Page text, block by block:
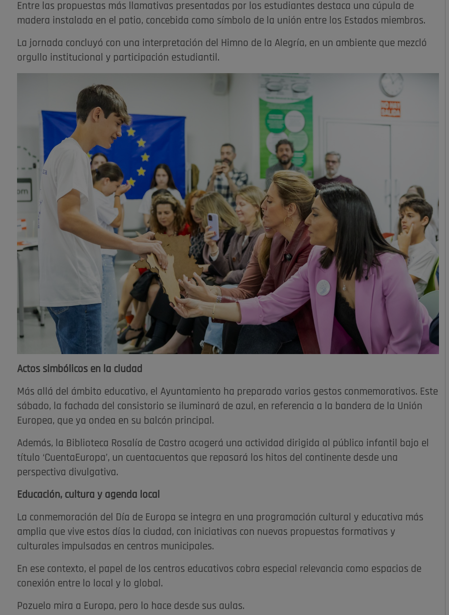
Entre las propuestas más llamativas presentadas por los estudiantes destaca una cúpula de
madera instalada en el patio, concebida como símbolo de la unión entre los Estados miembros.
La jornada concluyó con una interpretación del Himno de la Alegría, en un ambiente que mezcló
orgullo institucional y participación estudiantil.
Actos simbólicos en la ciudad
Más allá del ámbito educativo, el Ayuntamiento ha preparado varios gestos conmemorativos. Este
sábado, la fachada del consistorio se iluminará de azul, en referencia a la bandera de la Unión
Europea, que ya ondea en su balcón principal.
Además, la Biblioteca Rosalía de Castro acogerá una actividad dirigida al público infantil bajo el
título ‘CuentaEuropa’, un cuentacuentos que repasará los hitos del continente desde una
perspectiva divulgativa.
Educación, cultura y agenda local
La conmemoración del Día de Europa se integra en una programación cultural y educativa más
amplia que vive estos días la ciudad, con iniciativas con nuevas propuestas formativas y
culturales impulsadas en centros municipales.
En ese contexto, el papel de los centros educativos cobra especial relevancia como espacios de
conexión entre lo local y lo global.
Pozuelo mira a Europa, pero lo hace desde sus aulas.